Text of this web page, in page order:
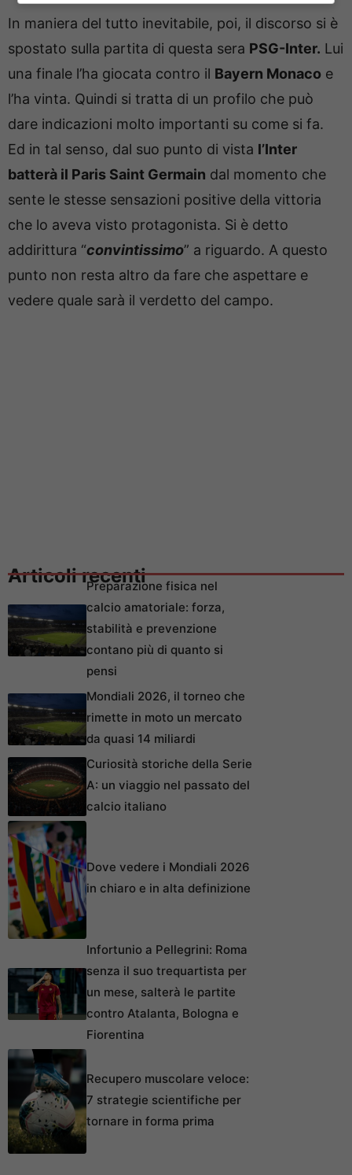
In maniera del tutto inevitabile, poi, il discorso si è
spostato sulla partita di questa sera PSG-Inter. Lui
una finale l’ha giocata contro il Bayern Monaco e
l’ha vinta. Quindi si tratta di un profilo che può
dare indicazioni molto importanti su come si fa.
Ed in tal senso, dal suo punto di vista l’Inter
batterà il Paris Saint Germain dal momento che
sente le stesse sensazioni positive della vittoria
che lo aveva visto protagonista. Si è detto
addirittura “convintissimo” a riguardo. A questo
punto non resta altro da fare che aspettare e
vedere quale sarà il verdetto del campo.
Articoli recentiPreparazione fisica nel
calcio amatoriale: forza,
stabilità e prevenzione
contano più di quanto si
pensi
Mondiali 2026, il torneo che
rimette in moto un mercato
da quasi 14 miliardi
Curiosità storiche della Serie
A: un viaggio nel passato del
calcio italiano
Dove vedere i Mondiali 2026
in chiaro e in alta definizione
Infortunio a Pellegrini: Roma
senza il suo trequartista per
un mese, salterà le partite
contro Atalanta, Bologna e
Fiorentina
Recupero muscolare veloce:
7 strategie scientifiche per
tornare in forma prima